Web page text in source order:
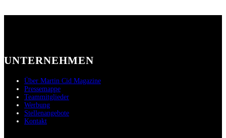
UNTERNEHMEN
Über Martin Cid Magazine
Pressemappe
Teammitglieder
Werbung
Stellenangebote
Kontakt